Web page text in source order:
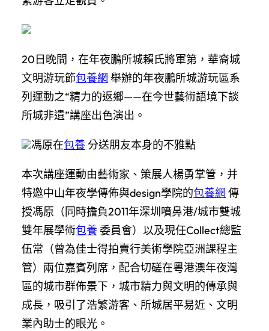
20日晚間，在年夜鵬所城賴氏將軍第，華裔城
文明游玩節包養網 舉辦的年夜鵬所城游玩區系
列運動之“精力的返鄉——在今世藝術語境下談
所城非遺”講座出色演出。
馮原在包養分送朋友本身的不雅點
本次講座運動由藝術家、策展人楊勇掌管，并
特邀中山年夜學傳佈與design學院的包養網 傳
授馮原（同時擔負2011年深圳噴鼻港/城市雙城
雙年展學術包養委員會）以及現任Collect總監
伍常（曾為佳士得拍賣行美術學院亞洲課程主
管）兩位嘉賓列席，配合切磋在粵港澳年夜灣
區的城市群佈景下，城市精力與文明的傳承與
成長，吸引了浩繁游客、所城居平易近、文明
業內助士的眼光。